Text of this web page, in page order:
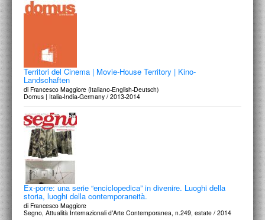
Territori del Cinema | Movie-House Territory | Kino-
Landschaften
di Francesco Maggiore (Italiano-English-Deutsch)
Domus | Italia-India-Germany / 2013-2014
Ex-porre: una serie “enciclopedica” in divenire. Luoghi della
storia, luoghi della contemporaneità.
di Francesco Maggiore
Segno, Attualità Internazionali d'Arte Contemporanea, n.249, estate / 2014